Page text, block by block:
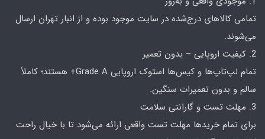
تمامی کالاهای درج‌شده در سایت موجود بوده و از انبار تهران ارسال
می‌شوند.
2. کیفیت اروپایی – بدون تعمیر
تمام لپ‌تاپ‌ها و کیس‌ها استوک اروپایی Grade A+ هستند؛ کاملاً
سالم و بدون تعمیرات سنگین.
3. مهلت تست و گارانتی سلامت
برای تمام خریدها مهلت تست واقعی ارائه می‌شود تا با خیال راحت